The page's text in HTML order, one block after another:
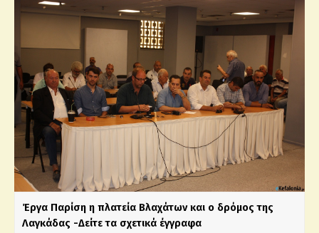
Έργα Παρίση η πλατεία Βλαχάτων και ο δρόμος της
Λαγκάδας -Δείτε τα σχετικά έγγραφα